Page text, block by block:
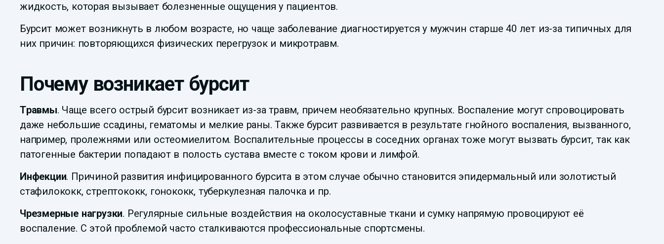
жидкость, которая вызывает болезненные ощущения у пациентов.
Бурсит может возникнуть в любом возрасте, но чаще заболевание диагностируется у мужчин старше 40 лет из-за типичных для
них причин: повторяющихся физических перегрузок и микротравм.
Почему возникает бурсит
Травмы. Чаще всего острый бурсит возникает из-за травм, причем необязательно крупных. Воспаление могут спровоцировать
даже небольшие ссадины, гематомы и мелкие раны. Также бурсит развивается в результате гнойного воспаления, вызванного,
например, пролежнями или остеомиелитом. Воспалительные процессы в соседних органах тоже могут вызвать бурсит, так как
патогенные бактерии попадают в полость сустава вместе с током крови и лимфой.
Инфекции. Причиной развития инфицированного бурсита в этом случае обычно становится эпидермальный или золотистый
стафилококк, стрептококк, гонококк, туберкулезная палочка и пр.
Чрезмерные нагрузки. Регулярные сильные воздействия на околосуставные ткани и сумку напрямую провоцируют её
воспаление. С этой проблемой часто сталкиваются профессиональные спортсмены.